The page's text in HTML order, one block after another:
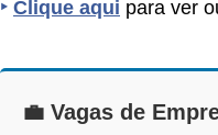
‣ Clique aqui para ver
💼 Vagas de